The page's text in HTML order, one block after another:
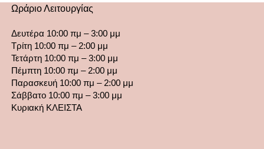
Ωράριο Λειτουργίας
Δευτέρα 10:00 πμ – 3:00 μμ
Τρίτη 10:00 πμ – 2:00 μμ
Τετάρτη 10:00 πμ – 3:00 μμ
Πέμπτη 10:00 πμ – 2:00 μμ
Παρασκευή 10:00 πμ – 2:00 μμ
Σάββατο 10:00 πμ – 3:00 μμ
Κυριακή ΚΛΕΙΣΤΑ